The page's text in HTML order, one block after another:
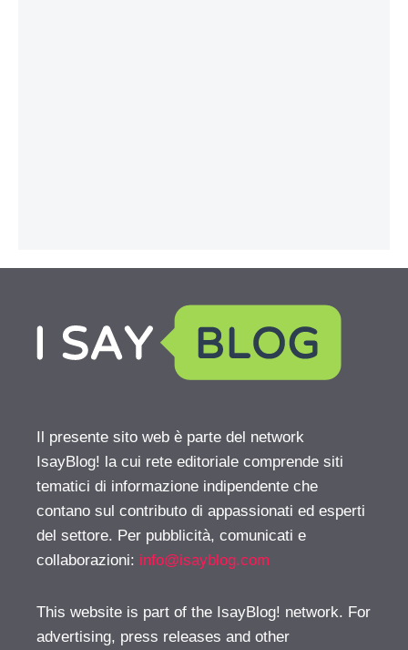
Il presente sito web è parte del network
IsayBlog! la cui rete editoriale comprende siti
tematici di informazione indipendente che
contano sul contributo di appassionati ed esperti
del settore. Per pubblicità, comunicati e
collaborazioni: info@isayblog.com
This website is part of the IsayBlog! network. For
advertising, press releases and other